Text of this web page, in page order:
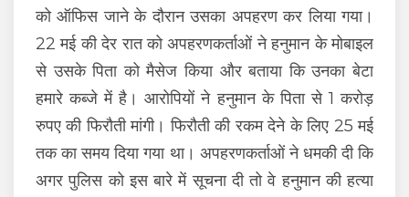
को ऑफिस जाने के दौरान उसका अपहरण कर लिया गया।
22 मई की देर रात को अपहरणकर्ताओं ने हनुमान के मोबाइल
से उसके पिता को मैसेज किया और बताया कि उनका बेटा
हमारे कब्जे में है। आरोपियों ने हनुमान के पिता से 1 करोड़
रुपए की फिरौती मांगी। फिरौती की रकम देने के लिए 25 मई
तक का समय दिया गया था। अपहरणकर्ताओं ने धमकी दी कि
अगर पुलिस को इस बारे में सूचना दी तो वे हनुमान की हत्या